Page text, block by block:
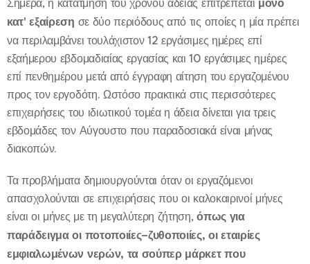
Σήμερα, η κατάτμηση του χρόνου αδείας επιτρέπεται μόνο
κατ' εξαίρεση σε δύο περιόδους από τις οποίες η μία πρέπει
να περιλαμβάνει τουλάχιστον 12 εργάσιμες ημέρες επί
εξαήμερου εβδομαδιαίας εργασίας και 10 εργάσιμες ημέρες
επί πενθημέρου μετά από έγγραφη αίτηση του εργαζομένου
προς τον εργοδότη. Ωστόσο πρακτικά στις περισσότερες
επιχειρήσεις του ιδιωτικού τομέα η άδεια δίνεται για τρεις
εβδομάδες τον Αύγουστο που παραδοσιακά είναι μήνας
διακοπών.
Τα προβλήματα δημιουργούνται όταν οι εργαζόμενοι
απασχολούνται σε επιχειρήσεις που οι καλοκαιρινοί μήνες
είναι οι μήνες με τη μεγαλύτερη ζήτηση,όπως για
παράδειγμα οι ποτοποιίες–ζυθοποιίες, οι εταιρίες
εμφιαλωμένων νερών, τα σούπερ μάρκετ που